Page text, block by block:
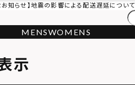
お知らせ】地震の影響による配送遅延について
MENSWOMENS
示